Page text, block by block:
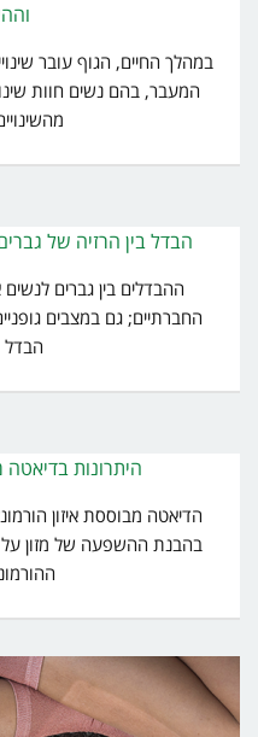
במהלך החיים, הגוף עובר
המעבר, בהם נשים חוות
הבדל בין הרזיה של
ההבדלים בין גברים לנשים
החברתיים; גם במצבים
הבדל
היתרונות בדיאטה
הדיאטה מבוססת איזון
בהבנת ההשפעה של מזון על